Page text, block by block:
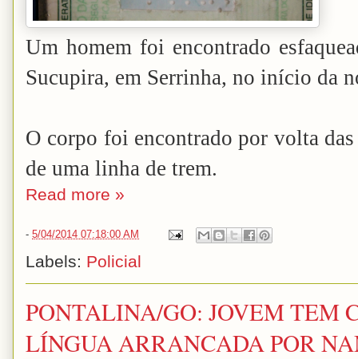
Um homem foi encontrado
Sucupira, em Serrinha, no início da
O corpo foi encontrado por volta
de uma linha de trem.
Read more »
- 5/04/2014 07:18:00 AM
Labels: Policial
PONTALINA/GO: JOVEM TEM
LÍNGUA ARRANCADA POR